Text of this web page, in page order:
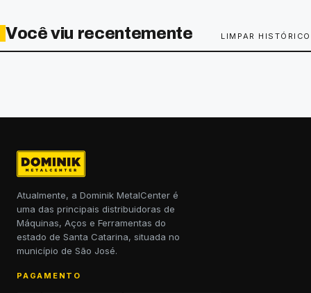
Você viu recentemente LIMPAR HISTÓRICO
Atualmente, a Dominik MetalCenter é
uma das principais distribuidoras de
Máquinas, Aços e Ferramentas do
estado de Santa Catarina, situada no
município de São José.
PAGAMENTO